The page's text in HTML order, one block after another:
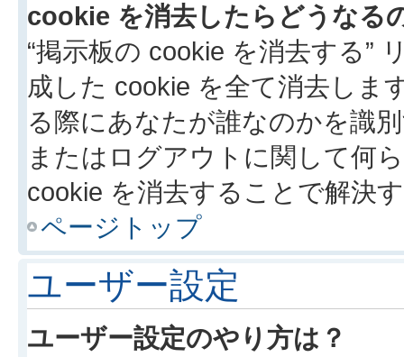
cookie を消去したらどうなる
“掲示板の cookie を消去する”
成した cookie を全て消去しま
る際にあなたが誰なのかを識
またはログアウトに関して何
cookie を消去することで解決
ページトップ
ユーザー設定
ユーザー設定のやり方は？